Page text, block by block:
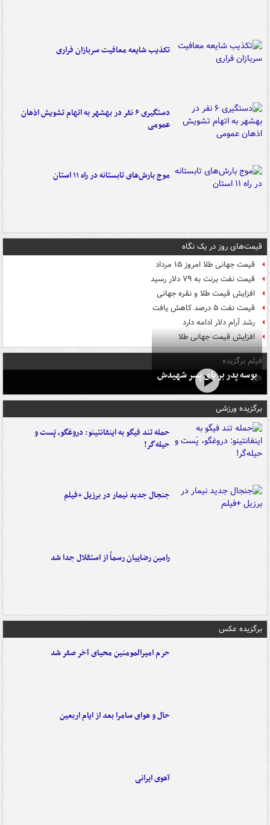
تکذیب شایعه معافیت سربازان فراری
دستگیری ۶ نفر در بهشهر به اتهام تشویش اذهان
عمومی
موج بارش‌های تابستانه در راه ۱۱ استان
قیمت‌های روز در یک نگاه
قیمت جهانی طلا امروز ۱۵ مرداد
قیمت نفت برنت به ۷۹ دلار رسید
افزایش قیمت طلا و نقره جهانی
قیمت نفت ۵ درصد کاهش یافت
رشد آرام دلار ادامه دارد
افزایش قیمت جهانی طلا
فیلم برگزیده
بوسه‌ پدر بر پای پسر شهیدش
برگزیده ورزشی
حمله تند فیگو به اینفانتینو: دروغگو، پَست‌ و
حیله‌گر!
جنجال جدید نیمار در برزیل +فیلم
رامین رضاییان رسماً از استقلال جدا شد
برگزیده عکس
حرم امیرالمومنین محیای آخر صفر شد
حال و هوای سامرا بعد از ایام اربعین
آهوی ایرانی